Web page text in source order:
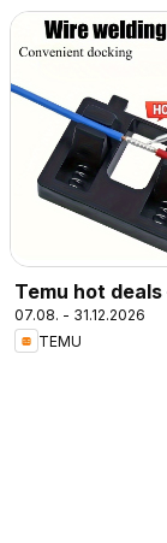
Temu hot deals
07.08. - 31.12.2026
TEMU